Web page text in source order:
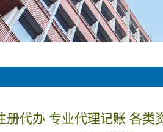
册代办 专业代理记账 各类